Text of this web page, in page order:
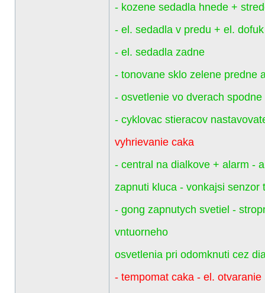
- kozene sedadla hnede +
- el. sedadla v predu + el.
- el. sedadla zadne
- tonovane sklo zelene predne
- osvetlenie vo dverach
- cyklovac stieracov
vyhrievanie caka
- central na dialkove + alarm -
zapnuti kluca - vonkajsi senzor
- gong zapnutych svetiel -
vntuorneho
osvetlenia pri odomknuti cez
- tempomat caka - el. otvaranie